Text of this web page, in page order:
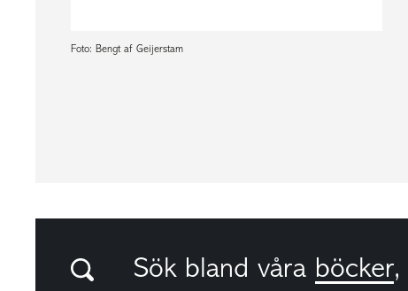
Foto: Bengt af Geijerstam
Sök bland våra böcker,